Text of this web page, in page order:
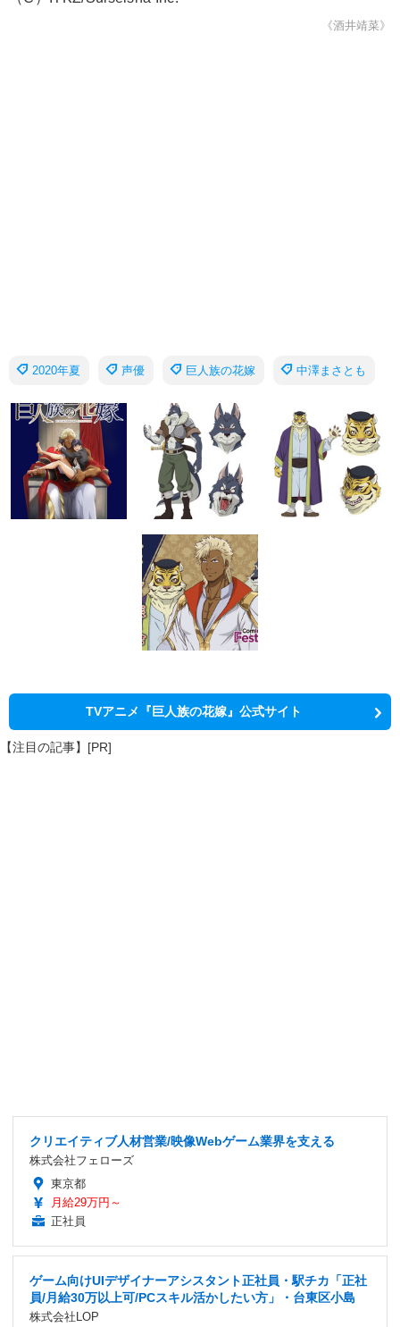
《酒井靖菜》
2020年夏 声優 巨人族の花嫁 中澤まさとも
TVアニメ『巨人族の花嫁』公式サイト
【注目の記事】[PR]
クリエイティブ人材営業/映像Webゲーム業界を支える
株式会社フェローズ
東京都
月給29万円～
正社員
ゲーム向けUIデザイナーアシスタント正社員・駅チカ「正社
員/月給30万以上可/PCスキル活かしたい方」・台東区小島
株式会社LOP